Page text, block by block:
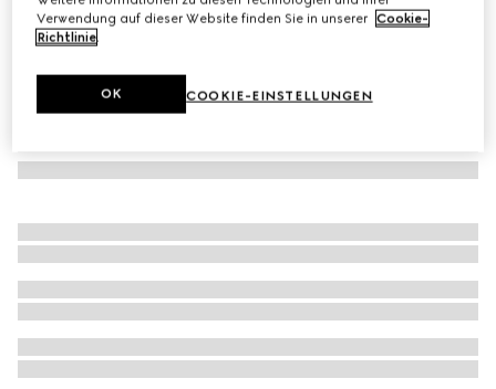
Verwendung auf dieser Website finden Sie in unserer Cookie-
Richtlinie.
COOKIE-EINSTELLUNGEN
OK